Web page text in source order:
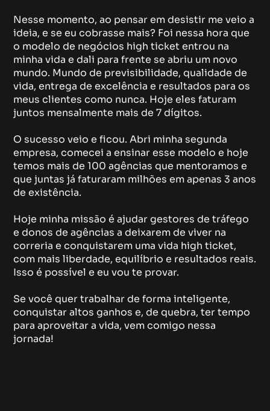
Nesse momento, ao pensar em desistir me veio a
ideia, e se eu cobrasse mais? Foi nessa hora que
o modelo de negócios high ticket entrou na
minha vida e dali para frente se abriu um novo
mundo. Mundo de previsibilidade, qualidade de
vida, entrega de excelência e resultados para os
meus clientes como nunca. Hoje eles faturam
juntos mensalmente mais de 7 dígitos.
O sucesso veio e ficou. Abri minha segunda
empresa, comecei a ensinar esse modelo e hoje
temos mais de 100 agências que mentoramos e
que juntas já faturaram milhões em apenas 3 anos
de existência.
Hoje minha missão é ajudar gestores de tráfego
e donos de agências a deixarem de viver na
correria e conquistarem uma vida high ticket,
com mais liberdade, equilíbrio e resultados reais.
Isso é possível e eu vou te provar.
Se você quer trabalhar de forma inteligente,
conquistar altos ganhos e, de quebra, ter tempo
para aproveitar a vida, vem comigo nessa
jornada!